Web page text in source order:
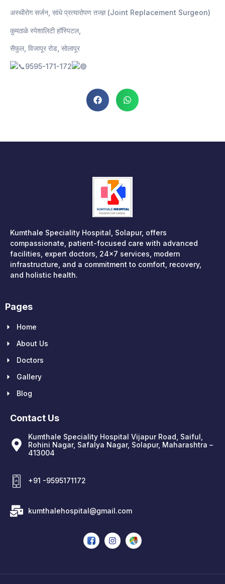
अस्थीरोग सर्जन, सांधे प्रत्यारोपण तज्ज्ञ (Joint Replacement Surgeon)
कुमठाळे स्पेशालिटी हॉस्पिटल,
सैफुल, विजापूर रोड, सोलापूर
9595-171-172
Kumthale Speciality Hospital, Solapur, offers
compassionate, patient-focused care with advanced
facilities, expert doctors, 24×7 services, modern
infrastructure, and a commitment to comfort, recovery,
and holistic health.
Pages
Home
About Us
Doctors
Gallery
Blog
Contact Us
Kumthale Speciality Hospital Vijapur Road, Saiful,
Rohini Nagar, Safalya Nagar, Solapur, Maharashtra –
413004
+91 -9595171172
kumthalehospital@gmail.com